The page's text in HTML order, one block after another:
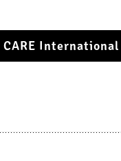
International